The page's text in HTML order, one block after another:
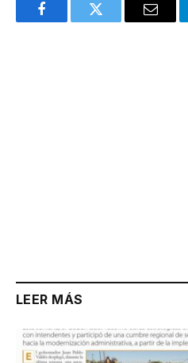
FacebookTwitter Email
LEER MÁS